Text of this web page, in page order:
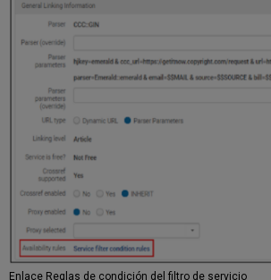
Enlace Reglas de condición del filtro de servicio